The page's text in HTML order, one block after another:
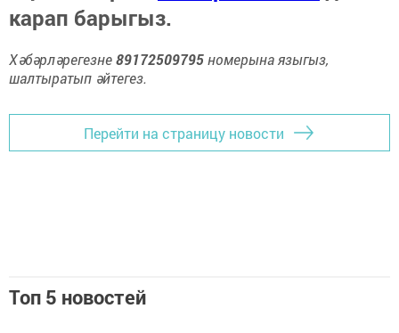
карап барыгыз.
Хәбәрләрегезне89172509795номерына языгыз,
шалтыратып әйтегез.
Перейти на страницу новости
Топ 5 новостей